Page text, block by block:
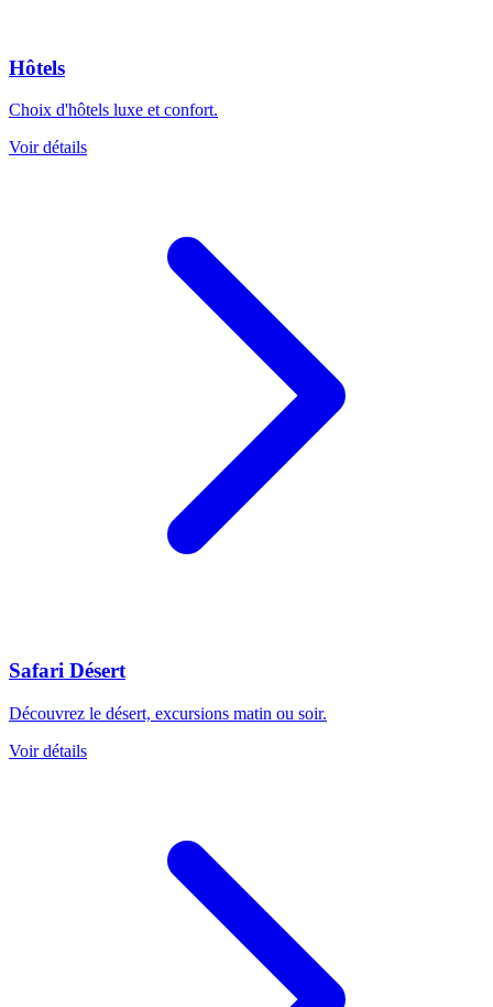
Hôtels
Choix d'hôtels luxe et confort.
Voir détails
Safari Désert
Découvrez le désert, excursions matin ou soir.
Voir détails